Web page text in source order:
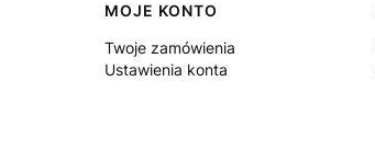
MOJE KONTO
Twoje zamówienia
Ustawienia konta